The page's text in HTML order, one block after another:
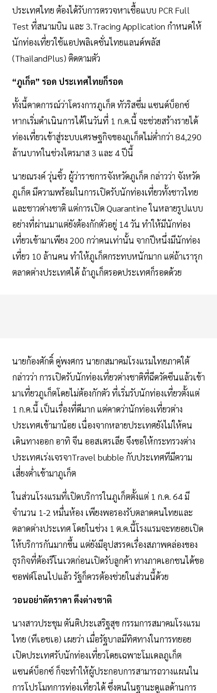
ประเทศไทย ต้องได้รับการตรวจหาเชื้อแบบ PCR Full
Test ที่สนามบิน และ 3.Tracing Application กำหนดให้
นักท่องเที่ยวใช้แอปพลิเคชั่นไทยแลนด์พลัส
(ThailandPlus) ติดตามตัว
“ภูเก็ต” รอด ประเทศไทยก็รอด
ทั้งนี้คาดการณ์ว่าโครงการภูเก็ต ทัวริสซึ่ม แซนด์บ็อกซ์
หากเริ่มดำเนินการได้ในวันที่ 1 ก.ค.นี้ จะช่วยสร้างรายได้
ท่องเที่ยวเข้าสู่ระบบเศรษฐกิจของภูเก็ตไม่ต่ำกว่า 84,290
ล้านบาทในช่วงไตรมาส 3 และ 4 ปีนี้
นายณรงค์ วุ่นซิ้ว ผู้ว่าราชการจังหวัดภูเก็ต กล่าวว่า จังหวัด
ภูเก็ต มีความพร้อมในการเปิดรับนักท่องเที่ยวทั้งชาวไทย
และชาวต่างชาติ แต่การเปิด Quarantine ในหลายรูปแบบ
อย่างที่ผ่านมาแต่ยังต้องกักตัวอยู่ 14 วัน ทำให้มีนักท่อง
เที่ยวเข้ามาเพียง 200 กว่าคนเท่านั้น จากปีหนึ่งมีนักท่อง
เที่ยว 10 ล้านคน ทำให้ภูเก็ตกระทบหนักมาก แต่ถ้าเรารุก
ตลาดต่างประเทศได้ ถ้าภูเก็ตรอดประเทศก็รอดด้วย
นายก้องศักดิ์ คู่พงศกร นายกสมาคมโรงแรมไทยภาคใต้
กล่าวว่า การเปิดรับนักท่องเที่ยวต่างชาติที่ฉีดวัคซีนแล้วเข้า
มาเที่ยวภูเก็ตโดยไม่ต้องกักตัว ที่เริ่มรับนักท่องเที่ยวตั้งแต่
1 ก.ค.นี้ เป็นเรื่องที่ดีมาก แต่คาดว่านักท่องเที่ยวต่าง
ประเทศเข้ามาน้อย เนื่องจากหลายประเทศยังไม่ให้คน
เดินทางออก อาทิ จีน ออสเตรเลีย จึงขอให้กระทรวงต่าง
ประเทศเร่งเจรจาTravel bubble กับประเทศทีมีความ
เสี่ยงต่ำเข้ามาภูเก็ต
ในส่วนโรงแรมที่เปิดบริการในภูเก็ตตั้งแต่ 1 ก.ค. 64 มี
จำนวน 1-2 หมื่นห้อง เพียงพอรองรับตลาดคนไทยและ
ตลาดต่างประเทศ โดยในช่วง 1 ต.ค.นี้โรงแรมจะทยอยเปิด
ให้บริการกันมากขึ้น แต่ยังมีอุปสรรคเรื่องสภาพคล่องของ
ธุรกิจที่ต้องรีโนเวตก่อนเปิดรับลูกค้า ทางภาคเอกชนได้ขอ
ซอฟต์โลนไปแล้ว รัฐก็ควรต้องช่วยในส่วนนี้ด้วย
วอนอย่าตัดราคา ดึงต่างชาติ
นางสาวประชุม ตันติประเสริฐสุข กรรมการสมาคมโรงแรม
ไทย (ทีเอชเอ) เผยว่า เมื่อรัฐบาลมีทิศทางในการทยอย
เปิดประเทศรับนักท่องเที่ยวโดยเฉพาะโมเดลภูเก็ต
แซนด์บ็อกซ์ ก็จะทำให้ผู้ประกอบการสามารถวางแผนใน
การโปรโมทการท่องเที่ยวได้ ซึ่งตนในฐานะดูแลด้านการ